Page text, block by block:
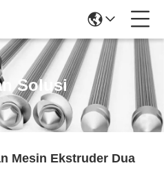
Solusi
Mesin Ekstruder Dua